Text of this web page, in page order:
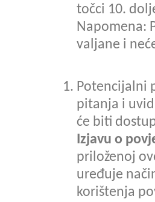
točci 10.
Napomena:
valjane i
Potencijalni
pitanja i
će biti
Izjavu o
priloženoj
uređuje
korištenja